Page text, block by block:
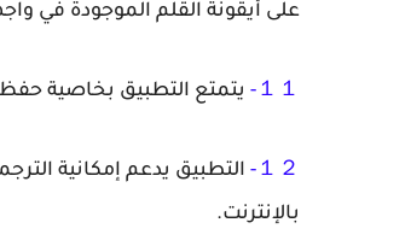
على أيقونة القلم الموجودة في واجهة
１１- يتمتع التطبيق بخاصية
１２-
التطبيق يدعم إمكانية
بالإنترنت.